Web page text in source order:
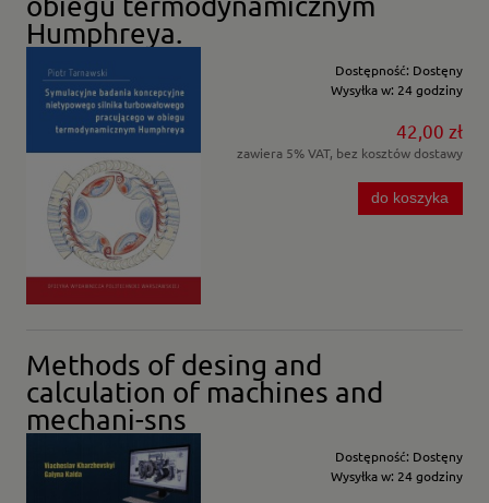
Humphreya.
Dostępność: Dostęny
Wysyłka w: 24 godziny
42,00 zł
zawiera 5% VAT, bez kosztów dostawy
do koszyka
Methods of desing and
calculation of machines and
mechani-sns
Dostępność: Dostęny
Wysyłka w: 24 godziny